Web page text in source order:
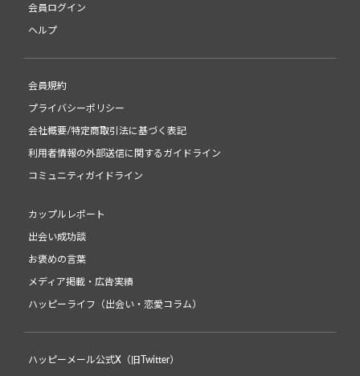
会員ログイン
ヘルプ
会員規約
プライバシーポリシー
会社概要/特定商取引法に基づく表記
利用者情報の外部送信に関するガイドライン
コミュニティガイドライン
カップルレポート
出会い成功談
お褒めの言葉
メディア掲載・広告実績
ハッピーライフ（出会い・恋愛コラム）
ハッピーメール公式X（旧Twitter）